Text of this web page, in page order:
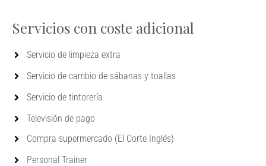
Servicios con coste adicional
Servicio de limpieza extra
Servicio de cambio de sábanas y toallas
Servicio de tintorería
Televisión de pago
Compra supermercado (El Corte Inglés)
Personal Trainer